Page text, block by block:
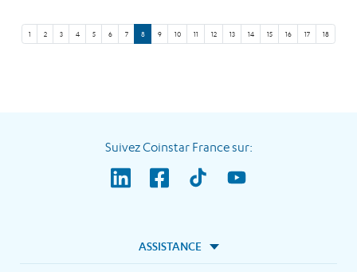
1 2 3 4 5 6 7 8 9 10 11 12 13 14 15 16 17 18
Suivez Coinstar France sur:
ASSISTANCE